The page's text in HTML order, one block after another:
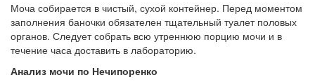
Моча собирается в чистый, сухой контейнер. Перед моментом
заполнения баночки обязателен тщательный туалет половых
органов. Следует собрать всю утреннюю порцию мочи и в
течение часа доставить в лабораторию.
Анализ мочи по Нечипоренко